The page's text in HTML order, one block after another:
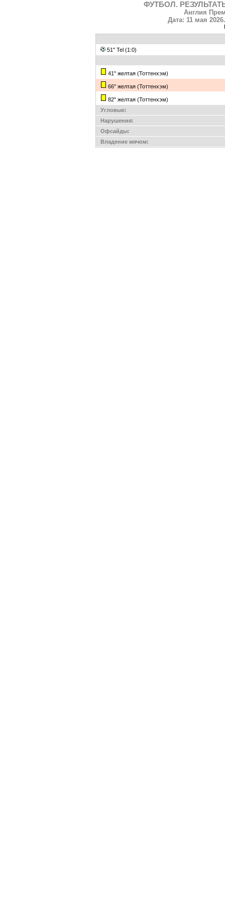
ФУТБОЛ.
Англия
Дата: 11 мая
51'' Tel (1:0)
41'' желтая (Тоттенхэм)
66'' желтая (Тоттенхэм)
82'' желтая (Тоттенхэм)
Угловые:
Нарушения:
Офсайды:
Владение мячом: